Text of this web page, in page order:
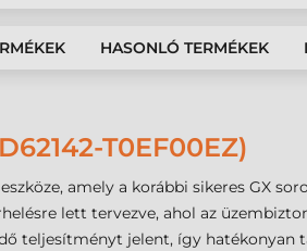
HASONLÓ TERMÉKEK
T0EF00EZ)
eszköze, amely a korábbi sikeres GX
lett tervezve, ahol az
teljesítményt jelent, így